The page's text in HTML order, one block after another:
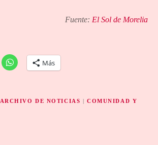
Fuente: El Sol de Morelia
Más
ARCHIVO DE NOTICIAS |COMUNIDAD Y